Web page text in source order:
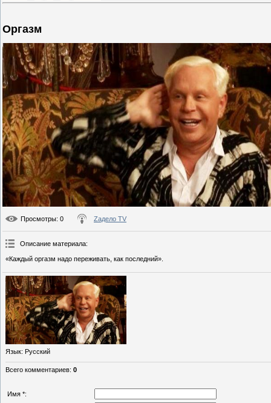
Оргазм
Просмотры: 0 Zадело TV
Описание материала:
«Каждый оргазм надо переживать, как последний».
Язык: Русский
Всего комментариев: 0
Имя *: